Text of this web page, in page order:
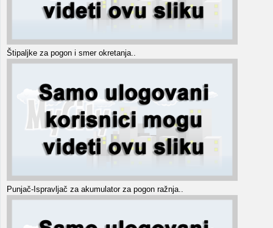
Štipaljke za pogon i smer okretanja..
Punjač-Ispravljač za akumulator za pogon ražnja..